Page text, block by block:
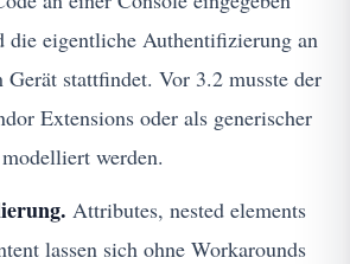
die eigentliche Authentifizierung an
Gerät stattfindet. Vor 3.2 musste der
Extensions oder als generischer
werden.
Attributes, nested elements
lassen sich ohne Workarounds